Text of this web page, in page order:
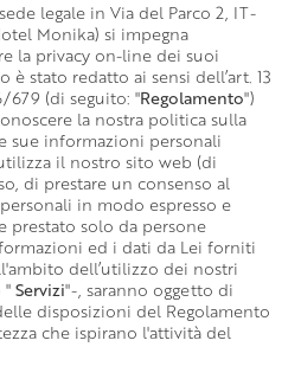
legale in Via del Parco 2, IT-
Monika) si impegna
la privacy on-line dei suoi
stato redatto ai sensi dell’art. 13
679 (di seguito: "Regolamento")
la nostra politica sulla
sue informazioni personali
il nostro sito web (di
di prestare un consenso al
in modo espresso e
prestato solo da persone
ed i dati da Lei forniti
dell’utilizzo dei nostri
" Servizi"-, saranno oggetto di
disposizioni del Regolamento
che ispirano l'attività del